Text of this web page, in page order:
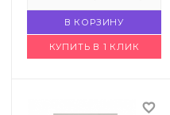
В КОРЗИНУ
КУПИТЬ В 1 КЛИК
favorite_border